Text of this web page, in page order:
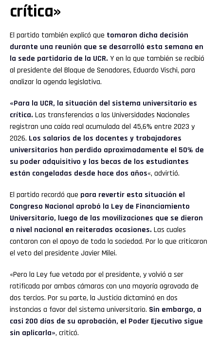
crítica»
El partido también explicó que tomaron dicha decisión
durante una reunión que se desarrolló esta semana en
la sede partidaria de la UCR. Y en la que también se recibió
al presidente del Bloque de Senadores, Eduardo Vischi, para
analizar la agenda legislativa.
«Para la UCR, la situación del sistema universitario es
crítica. Las transferencias a las Universidades Nacionales
registran una caída real acumulada del 45,6% entre 2023 y
2026. Los salarios de los docentes y trabajadores
universitarios han perdido aproximadamente el 50% de
su poder adquisitivo y las becas de los estudiantes
están congeladas desde hace dos años«, advirtió.
El partido recordó que para revertir esta situación el
Congreso Nacional aprobó la Ley de Financiamiento
Universitario, luego de las movilizaciones que se dieron
a nivel nacional en reiteradas ocasiones. Las cuales
contaron con el apoyo de toda la sociedad. Por lo que criticaron
el veto del presidente Javier Milei.
«Pero la Ley fue vetada por el presidente, y volvió a ser
ratificada por ambas cámaras con una mayoría agravada de
dos tercios. Por su parte, la Justicia dictaminó en dos
instancias a favor del sistema universitario. Sin embargo, a
casi 200 días de su aprobación, el Poder Ejecutivo sigue
sin aplicarla», criticó.